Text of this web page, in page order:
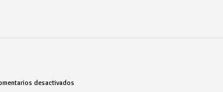
desactivadosen